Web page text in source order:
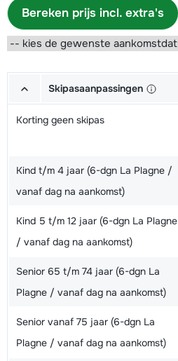
Bereken prijs incl. extra's
Skipasaanpassingen
Korting geen skipas
Kind t/m 4 jaar (6-dgn La Plagne /
vanaf dag na aankomst)
Kind 5 t/m 12 jaar (6-dgn La Plagne
/ vanaf dag na aankomst)
Senior 65 t/m 74 jaar (6-dgn La
Plagne / vanaf dag na aankomst)
Senior vanaf 75 jaar (6-dgn La
Plagne / vanaf dag na aankomst)